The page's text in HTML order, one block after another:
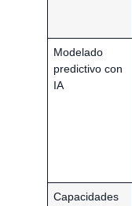
Modelado
predictivo con
IA
Capacidades